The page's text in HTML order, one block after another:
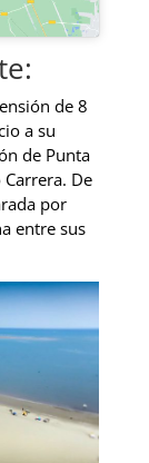
de 8
a su
de Punta
De
por
entre sus